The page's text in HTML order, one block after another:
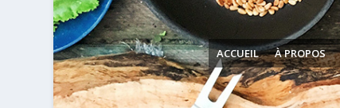
ACCUEIL À PROPOS